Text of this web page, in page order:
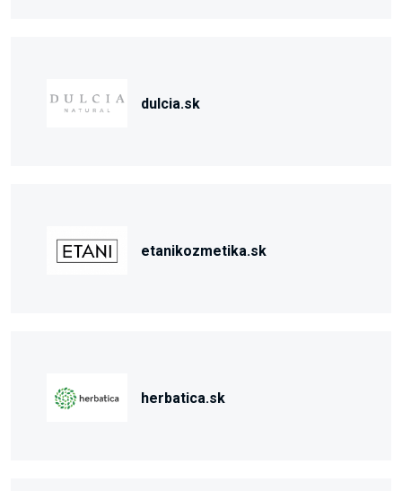
dulcia.sk
etanikozmetika.sk
herbatica.sk